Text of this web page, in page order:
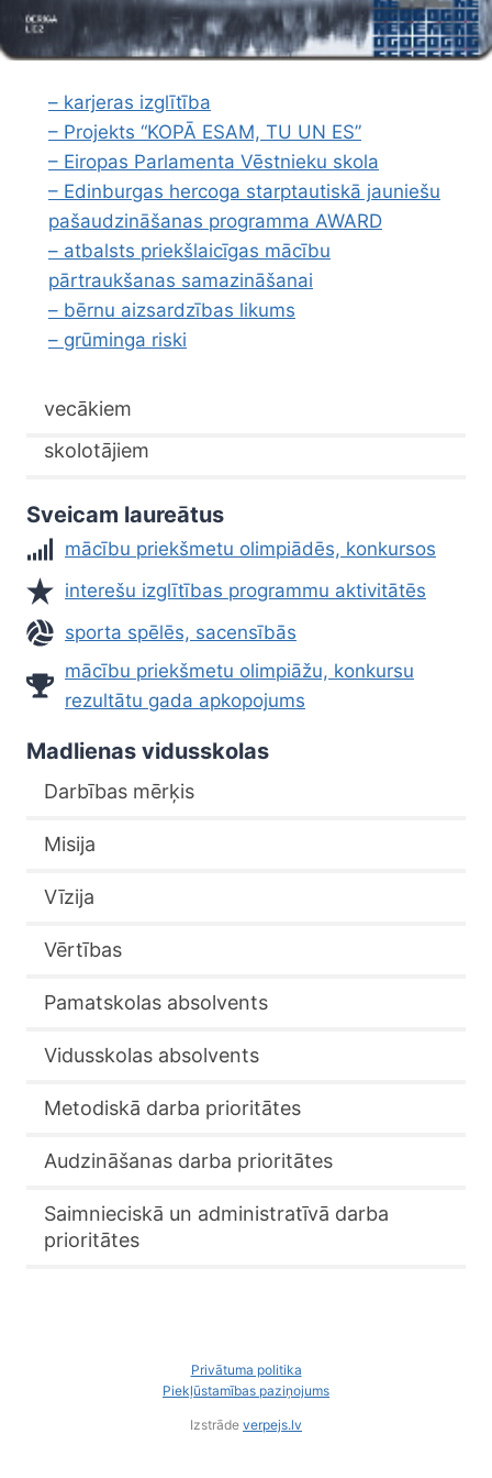
– karjeras izglītība
– Projekts “KOPĀ ESAM, TU UN ES”
– Eiropas Parlamenta Vēstnieku skola
– Edinburgas hercoga starptautiskā jauniešu
pašaudzināšanas programma AWARD
– atbalsts priekšlaicīgas mācību
pārtraukšanas samazināšanai
– bērnu aizsardzības likums
– grūminga riski
vecākiem
skolotājiem
Sveicam laureātus
mācību priekšmetu olimpiādēs, konkursos
interešu izglītības programmu aktivitātēs
sporta spēlēs, sacensībās
mācību priekšmetu olimpiāžu, konkursu
rezultātu gada apkopojums
Madlienas vidusskolas
Darbības mērķis
Misija
Vīzija
Vērtības
Pamatskolas absolvents
Vidusskolas absolvents
Metodiskā darba prioritātes
Audzināšanas darba prioritātes
Saimnieciskā un administratīvā darba
prioritātes
Privātuma politika
Piekļūstamības paziņojums
Izstrāde verpejs.lv